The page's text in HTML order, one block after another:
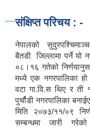
संक्षिप्त परिचय : -
नेपालको
बैतडी जिल्लामा पर्ने यो
०८।१६ गतेको
मध्ये एक नगरपालिका
वटा गा.वि.स थिए र ती
पुर्चौडी नगरपालिका
मिति २०७३/११/०९
सम्बन्धमा जारी